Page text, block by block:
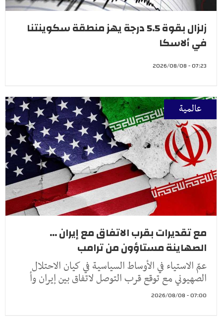
زلزال بقوة 5.5 درجة يهز منطقة سكوينتنا
في ألاسكا
07:23 - 2026/08/08
عالمية
مع تقديرات بقرب الاتفاق مع إيران ...
الصهاينة مستاؤون من ترامب
عمّ الاستياء في الأوساط السياسية في كيان الاحتلال
الصهيوني مع توقع قرب التوصل لاتفاق بين إيران وأ
07:00 - 2026/08/08